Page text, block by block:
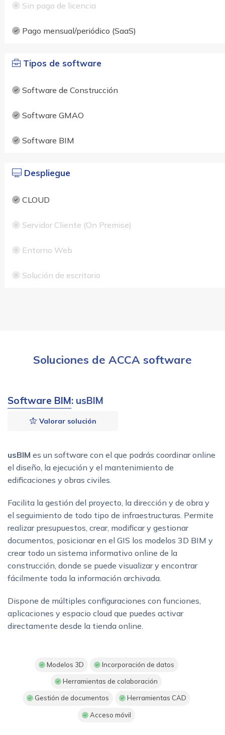
Sin pago de licencia
Pago mensual/periódico (SaaS)
Tipos de software
Software de Construcción
Software GMAO
Software BIM
Despliegue
CLOUD
Servidor Cliente (On Premise)
Entorno Web
Solución de escritorio
Soluciones de ACCA software
Software BIM: usBIM
Valorar solución
usBIM es un software con el que podrás coordinar online
el diseño, la ejecución y el mantenimiento de
edificaciones y obras civiles.
Facilita la gestión del proyecto, la dirección y de obra y
el seguimiento de todo tipo de infraestructuras. Permite
realizar presupuestos, crear, modificar y gestionar
documentos, posicionar en el GIS los modelos 3D BIM y
crear todo un sistema informativo online de la
construcción, donde se puede visualizar y encontrar
fácilmente toda la información archivada.
Dispone de múltiples configuraciones con funciones,
aplicaciones y espacio cloud que puedes activar
directamente desde la tienda online.
Modelos 3D Incorporación de datos
Herramientas de colaboración
Gestión de documentos Herramientas CAD
Acceso móvil